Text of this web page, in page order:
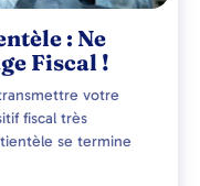
: Ne
Fiscal !
votre
fiscal très
se termine